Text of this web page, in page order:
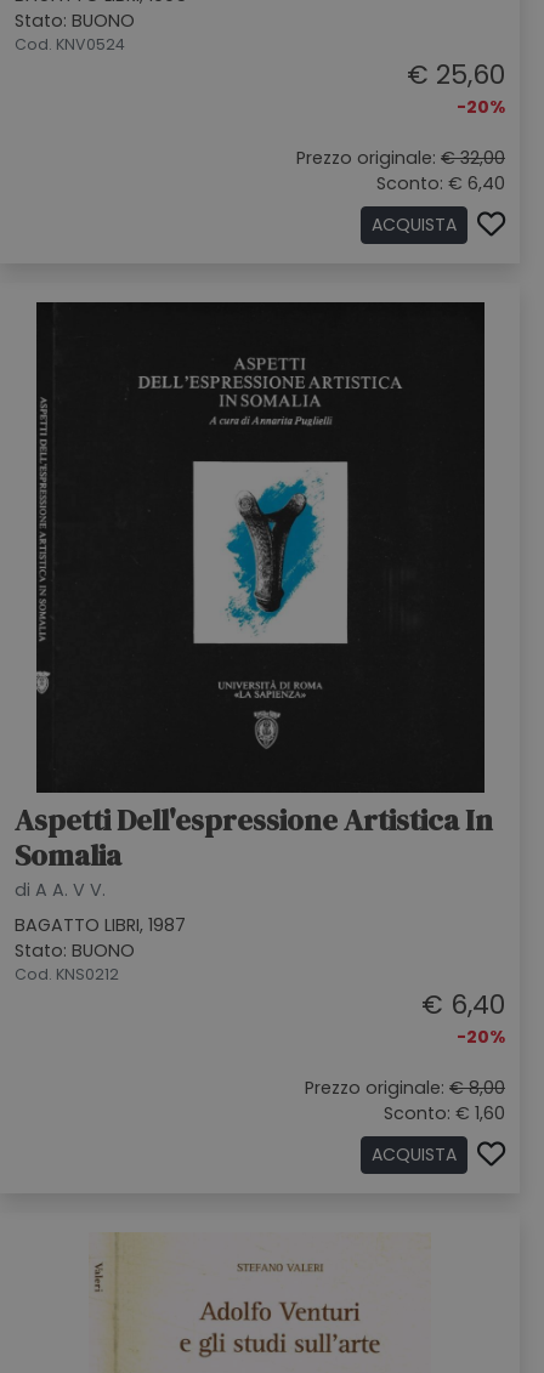
Stato: BUONO
Cod. KNV0524
€ 25,60
-20%
Prezzo originale: € 32,00
Sconto: € 6,40
ACQUISTA
Aspetti Dell'espressione Artistica In
Somalia
di A A. V V.
BAGATTO LIBRI, 1987
Stato: BUONO
Cod. KNS0212
€ 6,40
-20%
Prezzo originale: € 8,00
Sconto: € 1,60
ACQUISTA